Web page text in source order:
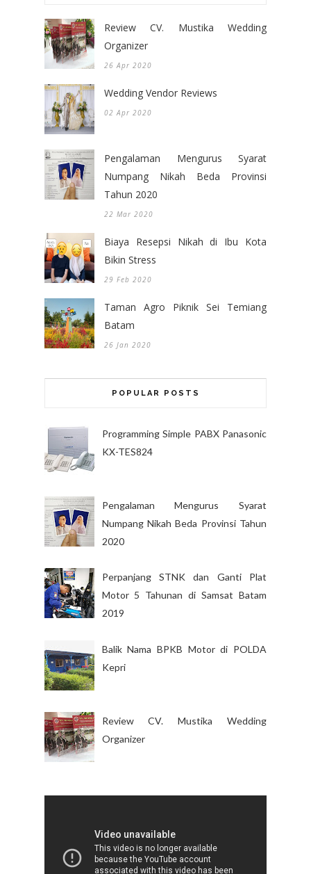
Review CV. Mustika Wedding
Organizer
26 Apr 2020
Wedding Vendor Reviews
02 Apr 2020
Pengalaman Mengurus Syarat
Numpang Nikah Beda Provinsi
Tahun 2020
22 Mar 2020
Biaya Resepsi Nikah di Ibu Kota
Bikin Stress
29 Feb 2020
Taman Agro Piknik Sei Temiang
Batam
26 Jan 2020
POPULAR POSTS
Programming Simple PABX Panasonic
KX-TES824
Pengalaman Mengurus Syarat
Numpang Nikah Beda Provinsi Tahun
2020
Perpanjang STNK dan Ganti Plat
Motor 5 Tahunan di Samsat Batam
2019
Balik Nama BPKB Motor di POLDA
Kepri
Review CV. Mustika Wedding
Organizer